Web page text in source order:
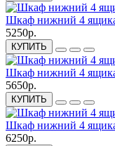
Шкаф нижний 4
5250р.
КУПИТЬ
Шкаф нижний 4
5650р.
КУПИТЬ
Шкаф нижний 4
6250р.